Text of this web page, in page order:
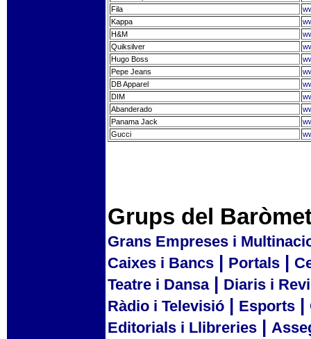
Fila
Kappa
H&M
Quiksilver
Hugo Boss
Pepe Jeans
DB Apparel
DIM
Abanderado
Panama Jack
Gucci
Grups del
Grans Empreses i
Caixes i Bancs | Portals |
Teatre i Dansa| Diaris i
Ràdio i Televisió | Esports |
Editorials i Llibreries |